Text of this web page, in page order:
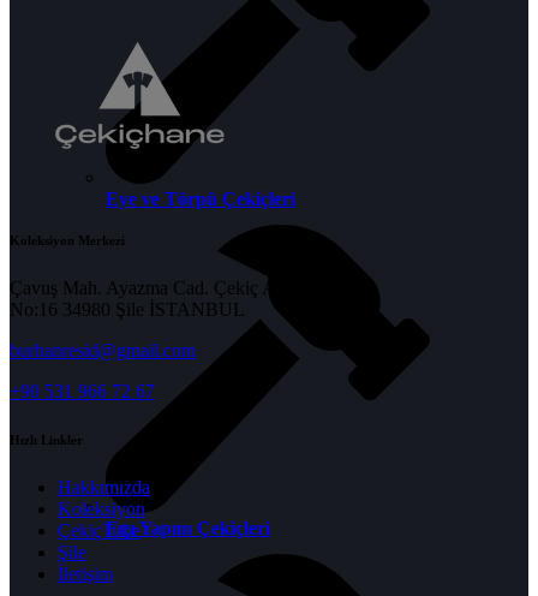
Eye ve Törpü Çekiçleri
Fıçı Yapım Çekiçleri
Koleksiyon Merkezi
Çavuş Mah. Ayazma Cad. Çekiç Apt.
No:16 34980 Şile İSTANBUL
burhanresid@gmail.com
+90 531 966 72 67
Hızlı Linkler
Hakkımızda
Koleksiyon
ÇekiçTube
Şile
İletişim